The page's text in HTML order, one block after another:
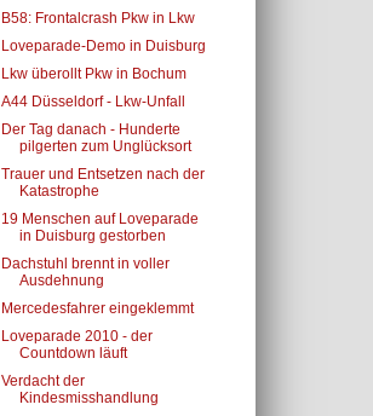
B58: Frontalcrash Pkw in Lkw
Loveparade-Demo in Duisburg
Lkw überollt Pkw in Bochum
A44 Düsseldorf - Lkw-Unfall
Der Tag danach - Hunderte
pilgerten zum Unglücksort
Trauer und Entsetzen nach der
Katastrophe
19 Menschen auf Loveparade
in Duisburg gestorben
Dachstuhl brennt in voller
Ausdehnung
Mercedesfahrer eingeklemmt
Loveparade 2010 - der
Countdown läuft
Verdacht der
Kindesmisshandlung